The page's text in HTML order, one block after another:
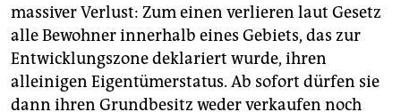
massiver Verlust: Zum einen verlieren laut Gesetz
alle Bewohner innerhalb eines Gebiets, das zur
Entwicklungszone deklariert wurde, ihren
alleinigen Eigentümerstatus. Ab sofort dürfen sie
dann ihren Grundbesitz weder verkaufen noch